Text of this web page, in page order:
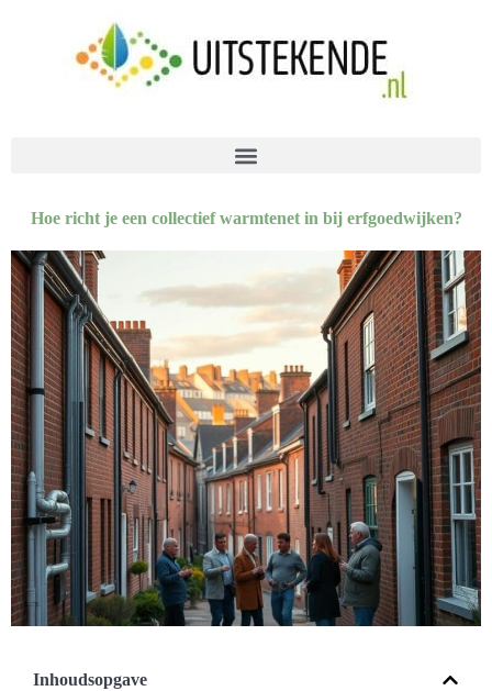
Hoe richt je een collectief warmtenet in bij erfgoedwijken?
Inhoudsopgave